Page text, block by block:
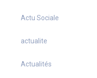
Actu Sociale
actualite
Actualités